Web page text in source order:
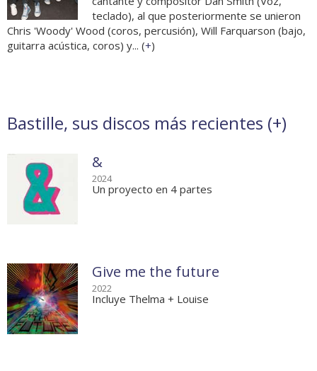
teclado), al que posteriormente se unieron
Chris 'Woody' Wood (coros, percusión), Will Farquarson (bajo,
guitarra acústica, coros) y... (+)
Bastille, sus discos más recientes (+)
&
2024
Un proyecto en 4 partes
Give me the future
2022
Incluye Thelma + Louise